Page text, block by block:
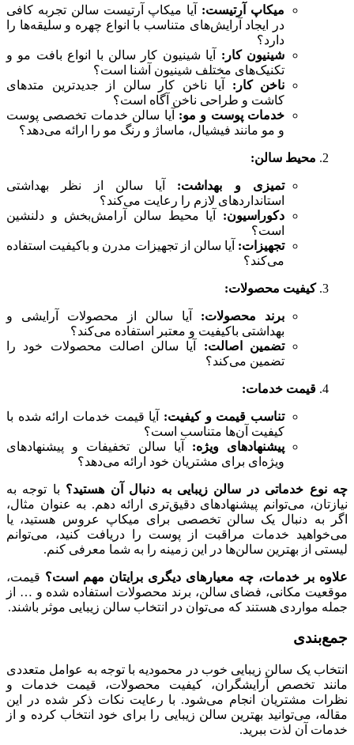
میکاپ آرتیست: آیا میکاپ آرتیست سالن تجربه کافی
در ایجاد آرایش‌های متناسب با انواع چهره و سلیقه‌ها را
دارد؟
شینیون کار: آیا شینیون کار سالن با انواع بافت مو و
تکنیک‌های مختلف شینیون آشنا است؟
ناخن کار: آیا ناخن کار سالن از جدیدترین متدهای
کاشت و طراحی ناخن آگاه است؟
خدمات پوست و مو: آیا سالن خدمات تخصصی پوست
و مو مانند فیشیال، ماساژ و رنگ مو را ارائه می‌دهد؟
محیط سالن:
تمیزی و بهداشت: آیا سالن از نظر بهداشتی
استانداردهای لازم را رعایت می‌کند؟
دکوراسیون: آیا محیط سالن آرامش‌بخش و دلنشین
است؟
تجهیزات: آیا سالن از تجهیزات مدرن و باکیفیت استفاده
می‌کند؟
کیفیت محصولات:
برند محصولات: آیا سالن از محصولات آرایشی و
بهداشتی باکیفیت و معتبر استفاده می‌کند؟
تضمین اصالت: آیا سالن اصالت محصولات خود را
تضمین می‌کند؟
قیمت خدمات:
تناسب قیمت و کیفیت: آیا قیمت خدمات ارائه شده با
کیفیت آن‌ها متناسب است؟
پیشنهادهای ویژه: آیا سالن تخفیفات و پیشنهادهای
ویژه‌ای برای مشتریان خود ارائه می‌دهد؟
چه نوع خدماتی در سالن زیبایی به دنبال آن هستید؟ با توجه به
نیازتان، می‌توانم پیشنهادهای دقیق‌تری ارائه دهم. به عنوان مثال،
اگر به دنبال یک سالن تخصصی برای میکاپ عروس هستید، یا
می‌خواهید خدمات مراقبت از پوست را دریافت کنید، می‌توانم
لیستی از بهترین سالن‌ها در این زمینه را به شما معرفی کنم.
علاوه بر خدمات، چه معیارهای دیگری برایتان مهم است؟ قیمت،
موقعیت مکانی، فضای سالن، برند محصولات استفاده شده و … از
جمله مواردی هستند که می‌توان در انتخاب سالن زیبایی موثر باشند.
جمع‌بندی
انتخاب یک سالن زیبایی خوب در محمودیه با توجه به عوامل متعددی
مانند تخصص آرایشگران، کیفیت محصولات، قیمت خدمات و
نظرات مشتریان انجام می‌شود. با رعایت نکات ذکر شده در این
مقاله، می‌توانید بهترین سالن زیبایی را برای خود انتخاب کرده و از
خدمات آن لذت ببرید.